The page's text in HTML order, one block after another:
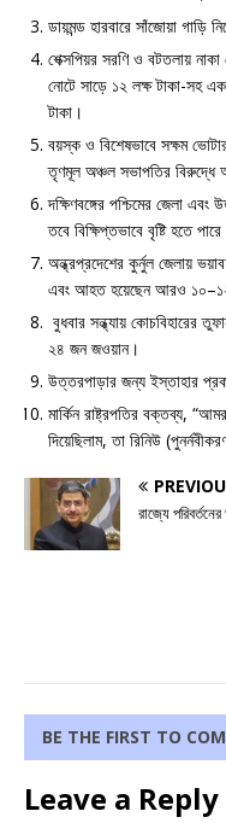
ডায়মন্ড হারবারে সাঁজোয়া
শেক্সপিয়র সরণি ও বটতলায় নাকা
নোটে সাড়ে ১২ লক্ষ টাকা-সহ
টাকা।
বয়স্ক ও বিশেষভাবে সক্ষম
তৃণমূল অঞ্চল সভাপতির বিরুদ্ধে
দক্ষিণবঙ্গের পশ্চিমের জেলা
তবে বিক্ষিপ্তভাবে বৃষ্টি হতে
অন্ধ্রপ্রদেশের কুর্নুল জেলায়
এবং আহত হয়েছেন আরও
বুধবার সন্ধ্যায় কোচবিহারের
২৪ জন জওয়ান।
উত্তরপাড়ার জন্য ইস্তাহার
মার্কিন রাষ্ট্রপতির বক্তব্য,
দিয়েছিলাম, তা রিনিউ
রাজ্যে
BE THE FIRST TO
Leave a Reply